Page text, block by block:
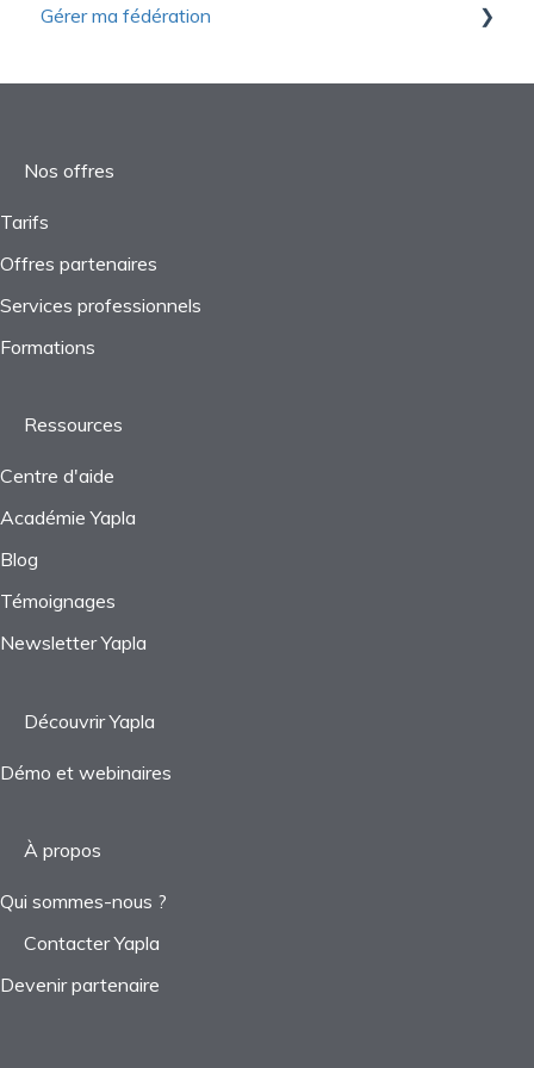
Formations continues
Configurations
Taxes
Fonctions avancées
Gérer ma fédération
Nos offres
Tarifs
Offres partenaires
Services professionnels
Formations
Ressources
Centre d'aide
Académie Yapla
Blog
Témoignages
Newsletter Yapla
Découvrir Yapla
Démo et webinaires
À propos
Qui sommes-nous ?
Contacter Yapla
Devenir partenaire